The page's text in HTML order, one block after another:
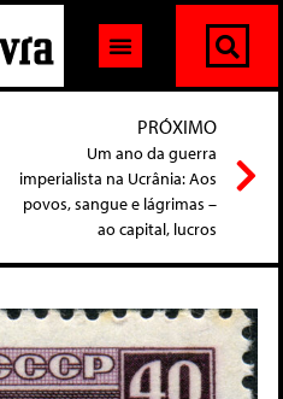
PRÓXIMO
Um ano da guerra
imperialista na Ucrânia: Aos
povos, sangue e lágrimas –
ao capital, lucros